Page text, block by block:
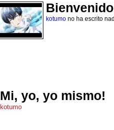
kotumono ha escrito
Mi, yo, yo mismo!
kotumo